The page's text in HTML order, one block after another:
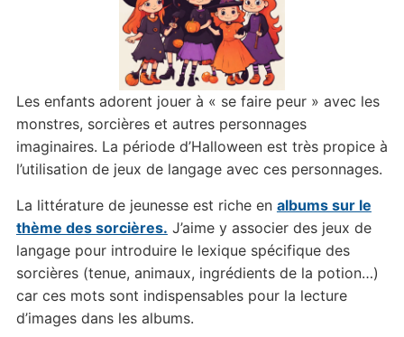
Les enfants adorent jouer à « se faire peur » avec les
monstres, sorcières et autres personnages
imaginaires. La période d’Halloween est très propice à
l’utilisation de jeux de langage avec ces personnages.
La littérature de jeunesse est riche en albums sur le
thème des sorcières. J’aime y associer des jeux de
langage pour introduire le lexique spécifique des
sorcières (tenue, animaux, ingrédients de la potion…)
car ces mots sont indispensables pour la lecture
d’images dans les albums.